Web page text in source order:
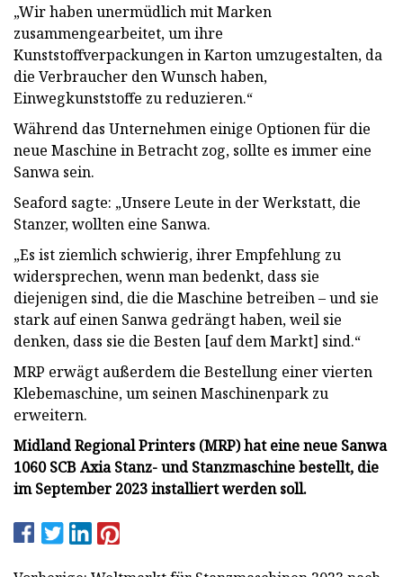
„Wir haben unermüdlich mit Marken
zusammengearbeitet, um ihre
Kunststoffverpackungen in Karton umzugestalten, da
die Verbraucher den Wunsch haben,
Einwegkunststoffe zu reduzieren.“
Während das Unternehmen einige Optionen für die
neue Maschine in Betracht zog, sollte es immer eine
Sanwa sein.
Seaford sagte: „Unsere Leute in der Werkstatt, die
Stanzer, wollten eine Sanwa.
„Es ist ziemlich schwierig, ihrer Empfehlung zu
widersprechen, wenn man bedenkt, dass sie
diejenigen sind, die die Maschine betreiben – und sie
stark auf einen Sanwa gedrängt haben, weil sie
denken, dass sie die Besten [auf dem Markt] sind.“
MRP erwägt außerdem die Bestellung einer vierten
Klebemaschine, um seinen Maschinenpark zu
erweitern.
Midland Regional Printers (MRP) hat eine neue Sanwa
1060 SCB Axia Stanz- und Stanzmaschine bestellt, die
im September 2023 installiert werden soll.